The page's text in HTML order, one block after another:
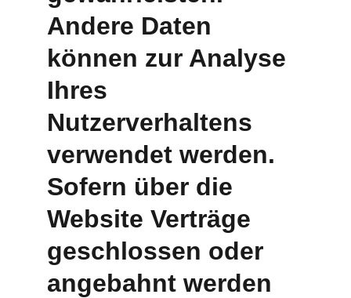
Andere Daten
können zur Analyse
Ihres
Nutzerverhaltens
verwendet werden.
Sofern über die
Website Verträge
geschlossen oder
angebahnt werden